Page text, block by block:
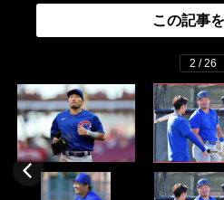
この記事
2 / 26